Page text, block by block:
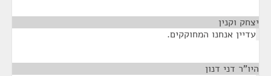
יצחק וקנין
עדיין אנחנו המחוקקים.
היו"ר דני דנון